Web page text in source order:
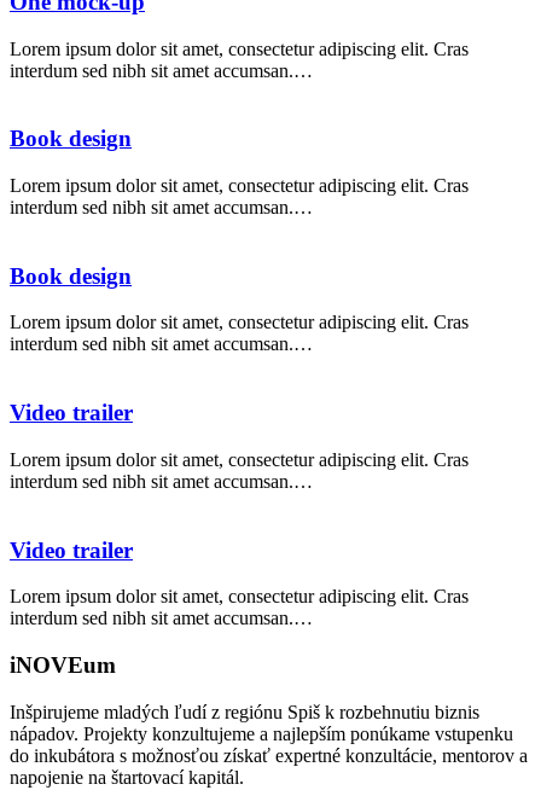
Lorem ipsum dolor sit amet, consectetur adipiscing elit. Cras
interdum sed nibh sit amet accumsan.…
Book design
Lorem ipsum dolor sit amet, consectetur adipiscing elit. Cras
interdum sed nibh sit amet accumsan.…
Book design
Lorem ipsum dolor sit amet, consectetur adipiscing elit. Cras
interdum sed nibh sit amet accumsan.…
Video trailer
Lorem ipsum dolor sit amet, consectetur adipiscing elit. Cras
interdum sed nibh sit amet accumsan.…
Video trailer
Lorem ipsum dolor sit amet, consectetur adipiscing elit. Cras
interdum sed nibh sit amet accumsan.…
iNOVEum
Inšpirujeme mladých ľudí z regiónu Spiš k rozbehnutiu biznis
nápadov. Projekty konzultujeme a najlepším ponúkame vstupenku
do inkubátora s možnosťou získať expertné konzultácie, mentorov a
napojenie na štartovací kapitál.